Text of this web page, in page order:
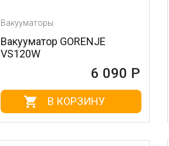
Вакууматоры
Вакууматор GORENJE
VS120W
6 090 Р
В КОРЗИНУ